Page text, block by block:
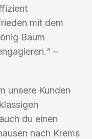
mit dem
Baum
–
unsere Kunden
du einen
nach Krems